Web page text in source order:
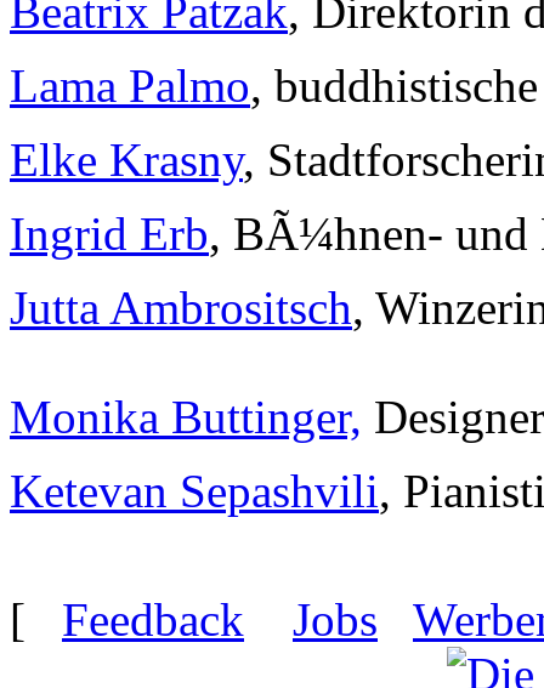
Beatrix Patzak, Direktorin
Lama Palmo,
Elke Krasny,
Ingrid Erb, BÃ¼hnen-
Jutta Ambrositsch,
Monika Buttinger,
Ketevan Sepashvili,
[ Feedback Jobs